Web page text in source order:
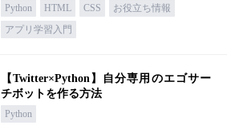
Python HTML CSS
お役立ち情報
アプリ学習入門
【Twitter×Python】自分専用のエゴサー
チボットを作る方法
Python